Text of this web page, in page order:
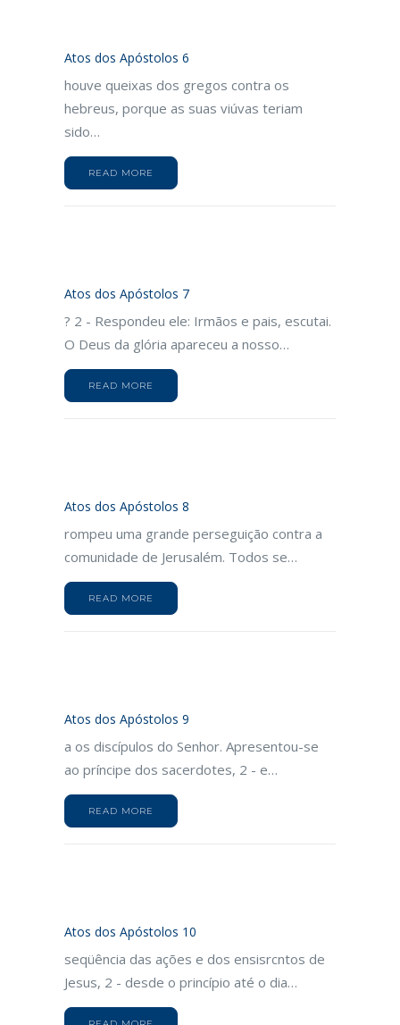
Atos dos Apóstolos 6
houve queixas dos gregos contra os
hebreus, porque as suas viúvas teriam
sido…
READ MORE
Atos dos Apóstolos 7
? 2 - Respondeu ele: Irmãos e pais, escutai.
O Deus da glória apareceu a nosso…
READ MORE
Atos dos Apóstolos 8
rompeu uma grande perseguição contra a
comunidade de Jerusalém. Todos se…
READ MORE
Atos dos Apóstolos 9
a os discípulos do Senhor. Apresentou-se
ao príncipe dos sacerdotes, 2 - e…
READ MORE
Atos dos Apóstolos 10
seqüência das ações e dos ensisrcntos de
Jesus, 2 - desde o princípio até o dia…